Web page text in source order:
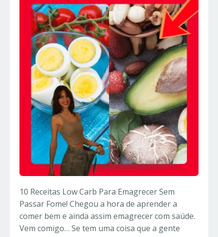
10 Receitas Low Carb Para Emagrecer Sem
Passar Fome! Chegou a hora de aprender a
comer bem e ainda assim emagrecer com saúde.
Vem comigo… Se tem uma coisa que a gente